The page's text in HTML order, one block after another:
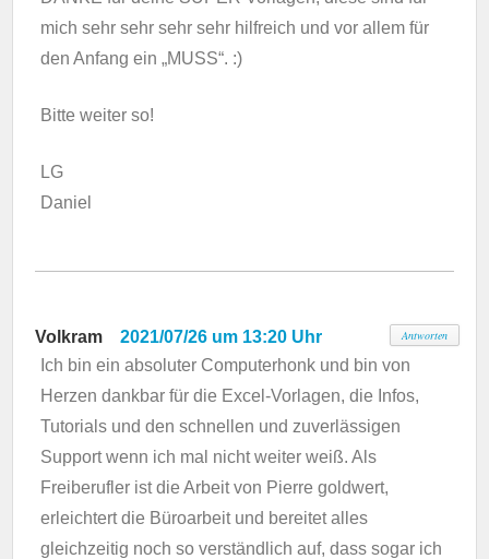
mich sehr sehr sehr sehr hilfreich und vor allem für
den Anfang ein „MUSS“. :)
Bitte weiter so!
LG
Daniel
Volkram
2021/07/26 um 13:20 Uhr
Ich bin ein absoluter Computerhonk und bin von
Herzen dankbar für die Excel-Vorlagen, die Infos,
Tutorials und den schnellen und zuverlässigen
Support wenn ich mal nicht weiter weiß. Als
Freiberufler ist die Arbeit von Pierre goldwert,
erleichtert die Büroarbeit und bereitet alles
gleichzeitig noch so verständlich auf, dass sogar ich
Antworten